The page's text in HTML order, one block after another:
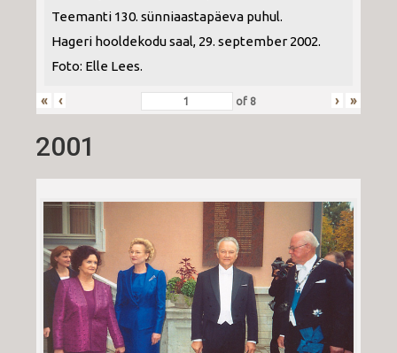
Teemanti 130. sünniaastapäeva puhul.
Hageri hooldekodu saal, 29. september 2002.
Foto: Elle Lees.
« ‹ of 8 › »
2001